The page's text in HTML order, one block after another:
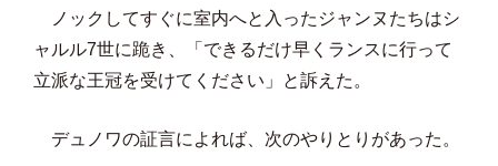
ノックしてすぐに室内へと入ったジャンヌたちはシ
ャルル7世に跪き、「できるだけ早くランスに行って
立派な王冠を受けてください」と訴えた。
デュノワの証言によれば、次のやりとりがあった。